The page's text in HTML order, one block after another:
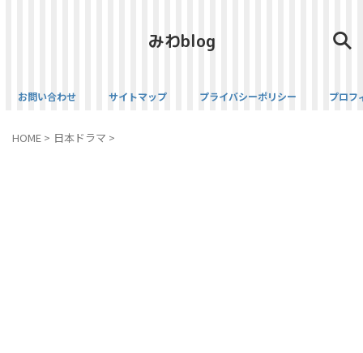
みわblog
お問い合わせ サイトマップ プライバシーポリシー プロフ
HOME > 日本ドラマ >